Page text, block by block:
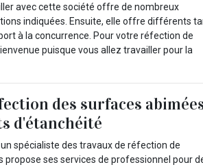
avec cette société offre de nombreux
indiquées. Ensuite, elle offre différents
à la concurrence. Pour votre réfection de
puisque vous allez travailler pour la
des surfaces
d'étanchéité
un spécialiste des travaux de réfection de
propose ses services de professionnel pour